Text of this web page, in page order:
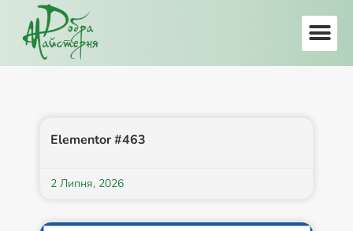
Elementor #463
2 Липня, 2026